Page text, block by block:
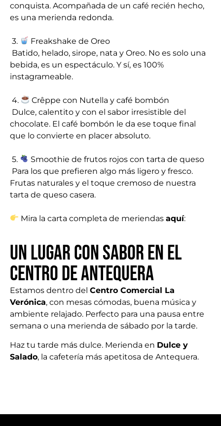
conquista. Acompañada de un café recién hecho,
es una merienda redonda.
3.
Freakshake de Oreo
Batido, helado, sirope, nata y Oreo. No es solo una
bebida, es un espectáculo. Y sí, es 100%
instagrameable.
4.
Crêppe con Nutella y café bombón
Dulce, calentito y con el sabor irresistible del
chocolate. El café bombón le da ese toque final
que lo convierte en placer absoluto.
5.
Smoothie de frutos rojos con tarta de queso
Para los que prefieren algo más ligero y fresco.
Frutas naturales y el toque cremoso de nuestra
tarta de queso casera.
Mira la carta completa de meriendasaquí:
Un lugar con sabor en el
centro de Antequera
Estamos dentro del Centro Comercial La
Verónica, con mesas cómodas, buena música y
ambiente relajado. Perfecto para una pausa entre
semana o una merienda de sábado por la tarde.
Haz tu tarde más dulce. Merienda en Dulce y
Salado, la cafetería más apetitosa de Antequera.